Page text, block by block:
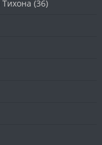
Тихона (36)